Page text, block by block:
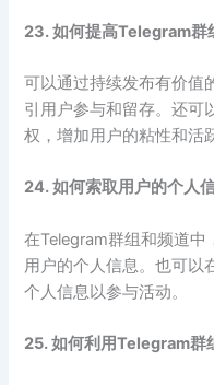
23. 如何提高Telegram群
可以通过持续发布有价值
引用户参与和留存。还可
权，增加用户的粘性和活
24. 如何索取用户的个人
在Telegram群组和频道
用户的个人信息。也可以
个人信息以参与活动。
25. 如何利用Telegram群